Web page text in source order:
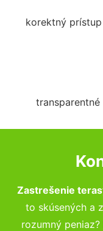
korektný
Zastrešenie
to skúsených a
rozumný